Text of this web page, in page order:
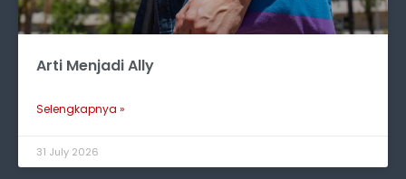
Arti Menjadi Ally
Selengkapnya »
31 July 2026